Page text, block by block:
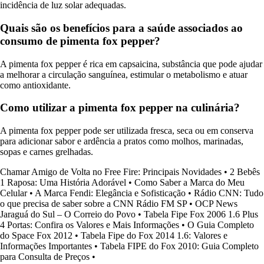
incidência de luz solar adequadas.
Quais são os benefícios para a saúde associados ao
consumo de pimenta fox pepper?
A pimenta fox pepper é rica em capsaicina, substância que pode ajudar
a melhorar a circulação sanguínea, estimular o metabolismo e atuar
como antioxidante.
Como utilizar a pimenta fox pepper na culinária?
A pimenta fox pepper pode ser utilizada fresca, seca ou em conserva
para adicionar sabor e ardência a pratos como molhos, marinadas,
sopas e carnes grelhadas.
Chamar Amigo de Volta no Free Fire: Principais Novidades • 2 Bebês
1 Raposa: Uma História Adorável • Como Saber a Marca do Meu
Celular• A Marca Fendi: Elegância e Sofisticação • Rádio CNN: Tudo
o que precisa de saber sobre a CNN Rádio FM SP• OCP News
Jaraguá do Sul – O Correio do Povo • Tabela Fipe Fox 2006 1.6 Plus
4 Portas: Confira os Valores e Mais Informações • O Guia Completo
do Space Fox 2012 • Tabela Fipe do Fox 2014 1.6: Valores e
Informações Importantes • Tabela FIPE do Fox 2010: Guia Completo
para Consulta de Preços •